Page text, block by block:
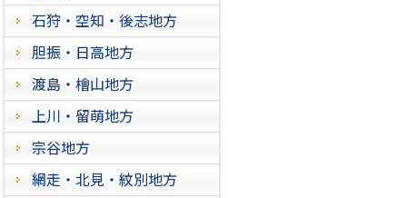
石狩・空知・後志地方
胆振・日高地方
渡島・檜山地方
上川・留萌地方
宗谷地方
網走・北見・紋別地方